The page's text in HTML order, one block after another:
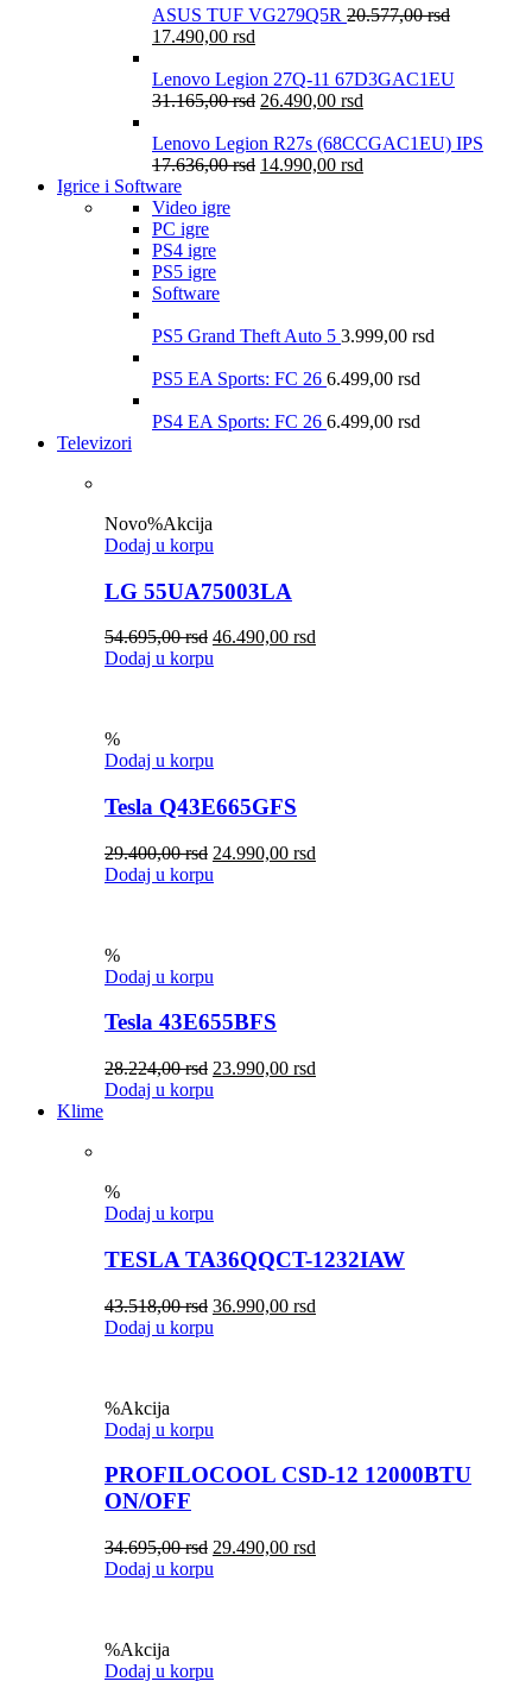
ASUS TUF VG279Q5R 20.577,00rsd
17.490,00 rsd
Lenovo Legion 27Q-11 67D3GAC1EU
31.165,00rsd 26.490,00 rsd
Lenovo Legion R27s (68CCGAC1EU) IPS
17.636,00rsd 14.990,00 rsd
Igrice i Software
Video igre
PC igre
PS4 igre
PS5 igre
Software
PS5 Grand Theft Auto 5 3.999,00 rsd
PS5 EA Sports: FC 26 6.499,00 rsd
PS4 EA Sports: FC 26 6.499,00 rsd
Televizori
Novo%Akcija
Dodaj u korpu
LG 55UA75003LA
54.695,00rsd 46.490,00 rsd
Dodaj u korpu
%
Dodaj u korpu
Tesla Q43E665GFS
29.400,00rsd 24.990,00 rsd
Dodaj u korpu
%
Dodaj u korpu
Tesla 43E655BFS
28.224,00rsd 23.990,00 rsd
Dodaj u korpu
Klime
%
Dodaj u korpu
TESLA TA36QQCT-1232IAW
43.518,00rsd 36.990,00 rsd
Dodaj u korpu
%Akcija
Dodaj u korpu
PROFILOCOOL CSD-12 12000BTU
ON/OFF
34.695,00rsd 29.490,00 rsd
Dodaj u korpu
%Akcija
Dodaj u korpu